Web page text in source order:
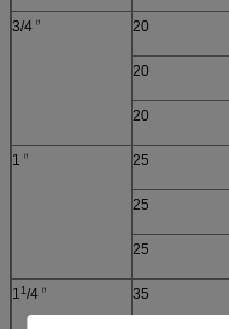
3/4 〃 20
20
20
1 〃 25
25
25
1 1 /4 〃 35